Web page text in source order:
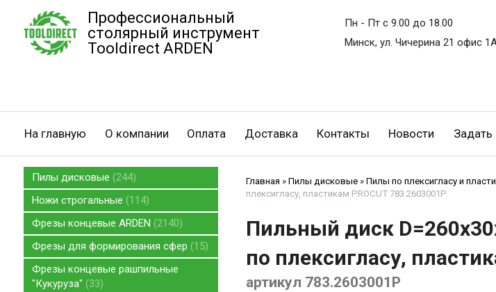
Профессиональный
столярный инструмент
Tooldirect ARDEN
Пн - Пт с 9.00 до 18.00
Минск, ул. Чичерина 21 офис
На главную О компании Оплата Доставка Контакты Новости Задать
Пилы дисковые 244
Ножи строгальные
114
Фрезы концевые ARDEN
2140
Фрезы для формирования сфер
15
Фрезы концевые рашпильные
"Кукуруза"
33
Главная » Пилы дисковые » Пилы по плексигласу и
плексигласу, пластикам PROCUT 783.2603001P
Пильный диск
по плексигласу,
артикул 783.2603001P